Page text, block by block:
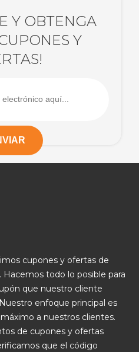
Y OBTENGA
Y
cupones y ofertas de
Hacemos todo lo posible para
que nuestro cliente
enfoque principal es
a nuestros clientes.
de cupones y ofertas
que el código